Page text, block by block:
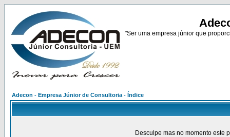
"Ser uma empresa júnior que
Adecon - Empresa Júnior de Consultoria - Índice
Desculpe mas no momento este